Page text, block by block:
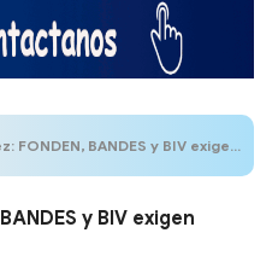
BANDES y BIV exigen justicia
y BIV exigen